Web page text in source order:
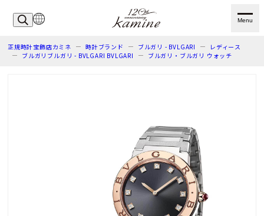
Menu
正規時計宝飾店カミネ 時計ブランド ブルガリ - BVLGARI
レディース
ブルガリブルガリ - BVLGARI BVLGARI
ブルガリ・ブルガリ ウォッチ